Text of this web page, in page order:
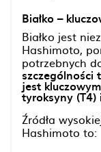
Białko –
Białko jest
Hashimoto,
potrzebnych
szczególności
jest
tyroksyny
Źródła
Hashimoto to: